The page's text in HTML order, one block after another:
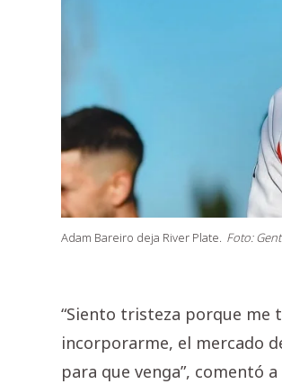
Adam Bareiro deja River Plate. Foto:
“Siento tristeza porque me
incorporarme, el mercado
para que venga”, comentó